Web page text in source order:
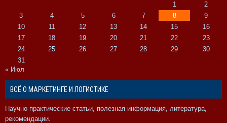
1
2
3
4 5 6 7 8
9
10
11 12 13 14 15
16
17
18 19 20 21 22
23
24
25 26 27 28 29
30
31
« Июл
ВСЁ О МАРКЕТИНГЕ И ЛОГИСТИКЕ
Научно-практические статьи, полезная информация, литература,
рекомендации.